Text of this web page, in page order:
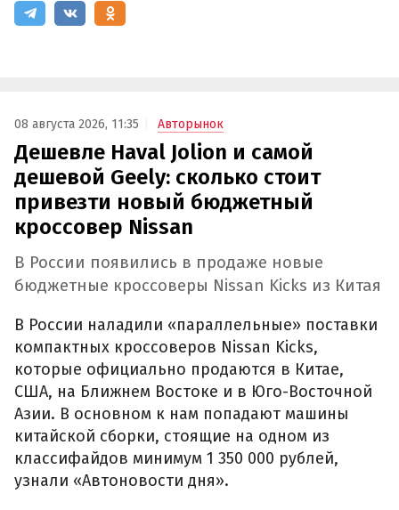
08 августа 2026, 11:35 Авторынок
Дешевле Haval Jolion и самой
дешевой Geely: сколько стоит
привезти новый бюджетный
кроссовер Nissan
В России появились в продаже новые
бюджетные кроссоверы Nissan Kicks из Китая
В России наладили «параллельные» поставки
компактных кроссоверов Nissan Kicks,
которые официально продаются в Китае,
США, на Ближнем Востоке и в Юго-Восточной
Азии. В основном к нам попадают машины
китайской сборки, стоящие на одном из
классифайдов минимум 1 350 000 рублей,
узнали «Автоновости дня».